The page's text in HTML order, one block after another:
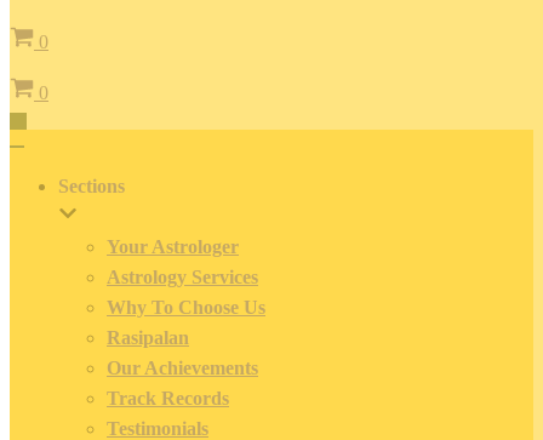
Cart
0
Cart
0
Toggle
Navigation
Sections
Your Astrologer
Astrology Services
Why To Choose Us
Rasipalan
Our Achievements
Track Records
Testimonials